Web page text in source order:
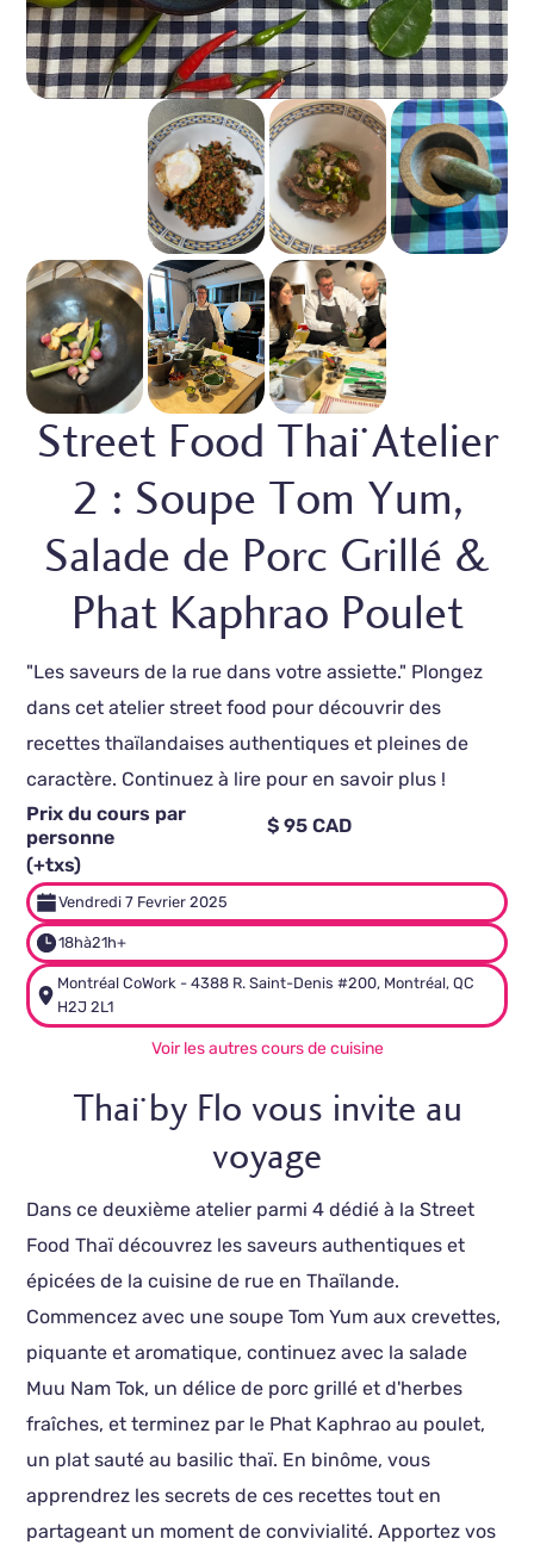
Street Food Thaï Atelier
2 : Soupe Tom Yum,
Salade de Porc Grillé &
Phat Kaphrao Poulet
"Les saveurs de la rue dans votre assiette." Plongez
dans cet atelier street food pour découvrir des
recettes thaïlandaises authentiques et pleines de
caractère. Continuez à lire pour en savoir plus !
Prix du cours par
personne
$ 95 CAD
(+txs)
Vendredi 7 Fevrier 2025
18hà21h+
Montréal CoWork - 4388 R. Saint-Denis #200, Montréal, QC
H2J 2L1
Voir les autres cours de cuisine
Thaï by Flo vous invite au
voyage
Dans ce deuxième atelier parmi 4 dédié à la Street
Food Thaï découvrez les saveurs authentiques et
épicées de la cuisine de rue en Thaïlande.
Commencez avec une soupe Tom Yum aux crevettes,
piquante et aromatique, continuez avec la salade
Muu Nam Tok, un délice de porc grillé et d'herbes
fraîches, et terminez par le Phat Kaphrao au poulet,
un plat sauté au basilic thaï. En binôme, vous
apprendrez les secrets de ces recettes tout en
partageant un moment de convivialité. Apportez vos